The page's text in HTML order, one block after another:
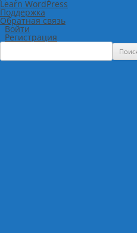
Learn WordPress
Поддержка
Обратная связь
Войти
Регистрация
Поиск